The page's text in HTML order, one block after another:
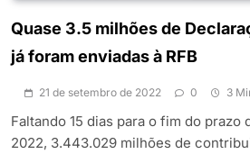
Quase 3.5 milhões de
já foram enviadas à RFB
21 de setembro de 2022 0 3
Faltando 15 dias para o fim do prazo
2022, 3.443.029 milhões de